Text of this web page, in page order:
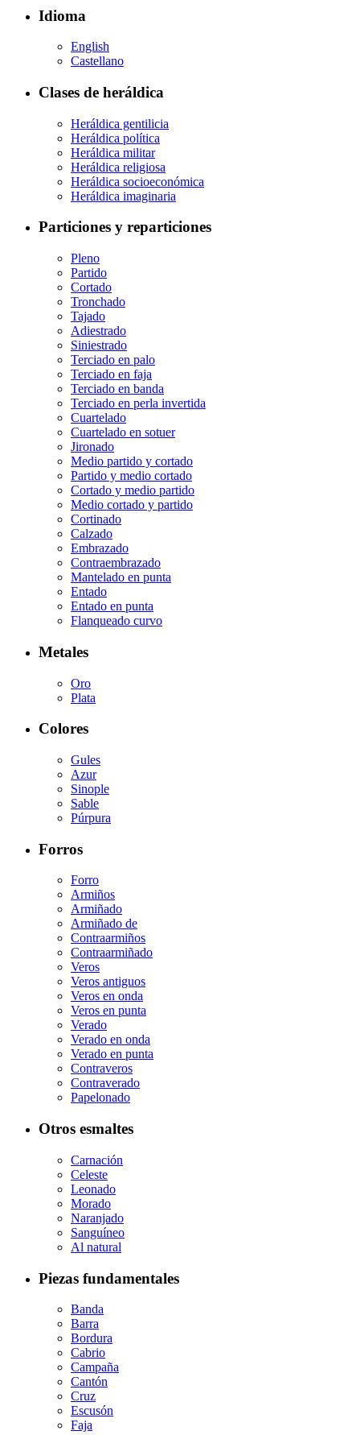
Idioma
English
Castellano
Clases de heráldica
Heráldica gentilicia
Heráldica política
Heráldica militar
Heráldica religiosa
Heráldica socioeconómica
Heráldica imaginaria
Particiones y reparticiones
Pleno
Partido
Cortado
Tronchado
Tajado
Adiestrado
Siniestrado
Terciado en palo
Terciado en faja
Terciado en banda
Terciado en perla invertida
Cuartelado
Cuartelado en sotuer
Jironado
Medio partido y cortado
Partido y medio cortado
Cortado y medio partido
Medio cortado y partido
Cortinado
Calzado
Embrazado
Contraembrazado
Mantelado en punta
Entado
Entado en punta
Flanqueado curvo
Metales
Oro
Plata
Colores
Gules
Azur
Sinople
Sable
Púrpura
Forros
Forro
Armiños
Armiñado
Armiñado de
Contraarmiños
Contraarmiñado
Veros
Veros antiguos
Veros en onda
Veros en punta
Verado
Verado en onda
Verado en punta
Contraveros
Contraverado
Papelonado
Otros esmaltes
Carnación
Celeste
Leonado
Morado
Naranjado
Sanguíneo
Al natural
Piezas fundamentales
Banda
Barra
Bordura
Cabrio
Campaña
Cantón
Cruz
Escusón
Faja